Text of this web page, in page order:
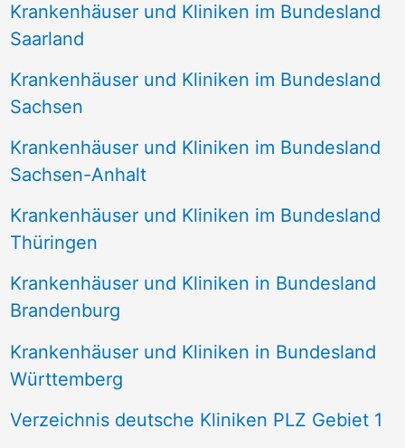
Krankenhäuser und Kliniken im Bundesland
Saarland
Krankenhäuser und Kliniken im Bundesland
Sachsen
Krankenhäuser und Kliniken im Bundesland
Sachsen-Anhalt
Krankenhäuser und Kliniken im Bundesland
Thüringen
Krankenhäuser und Kliniken in Bundesland
Brandenburg
Krankenhäuser und Kliniken in Bundesland
Württemberg
Verzeichnis deutsche Kliniken PLZ Gebiet 1